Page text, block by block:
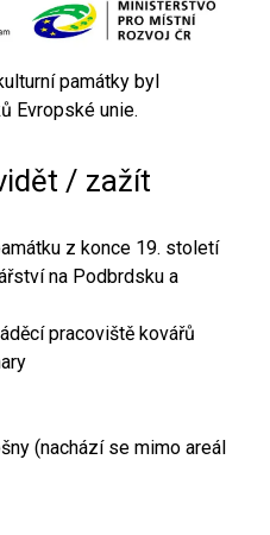
památky byl
Evropské unie.
/ zažít
z konce 19. století
na Podbrdsku a
pracoviště kovářů
(nachází se mimo areál